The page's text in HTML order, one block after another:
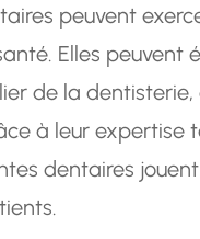
peuvent
Elles peuvent
de la
à leur expertise
dentaires